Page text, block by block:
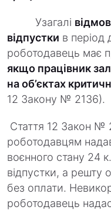
Узагалі
відпустки в період
роботодавець має
якщо працівник
на об’єктах
12 Закону № 2136).
Стаття 12 Закон №
роботодавцям
воєнного стану 24
відпустки, а решту
без оплати.
роботодавець